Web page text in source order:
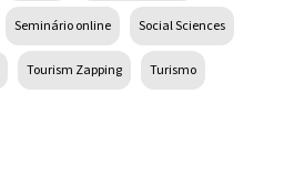
Seminário online Social Sciences
Tourism Zapping Turismo